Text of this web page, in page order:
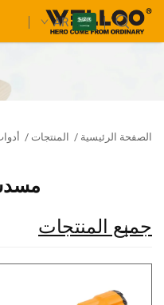
AR
الصفحة الرئيسية / المنتجات /
جميع المنتجات